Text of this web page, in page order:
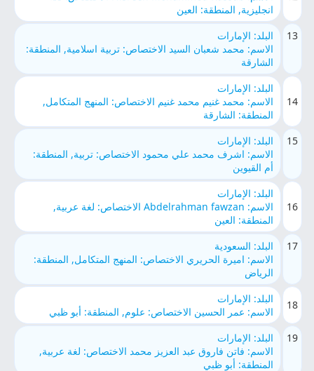
انجليزية, المنطقة: العين
13
البلد: الإمارات
الاسم: محمد شعبان السيد الاختصاص: تربية اسلامية, المنطقة:
الشارقة
14
البلد: الإمارات
الاسم: محمد غنيم محمد غنيم الاختصاص: المنهج المتكامل,
المنطقة: الشارقة
15
البلد: الإمارات
الاسم: اشرف محمد علي محمود الاختصاص: تربية, المنطقة:
أم القيوين
16
البلد: الإمارات
الاسم: Abdelrahman fawzan الاختصاص: لغة عربية,
المنطقة: العين
17
البلد: السعودية
الاسم: اميرة الحريري الاختصاص: المنهج المتكامل, المنطقة:
الرياض
18
البلد: الإمارات
الاسم: عمر الحسين الاختصاص: علوم, المنطقة: أبو ظبي
19
البلد: الإمارات
الاسم: فاتن فاروق عبد العزيز محمد الاختصاص: لغة عربية,
المنطقة: أبو ظبي